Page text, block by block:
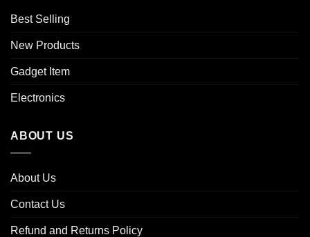
Best Selling
New Products
Gadget Item
Electronics
ABOUT US
About Us
Contact Us
Refund and Returns Policy